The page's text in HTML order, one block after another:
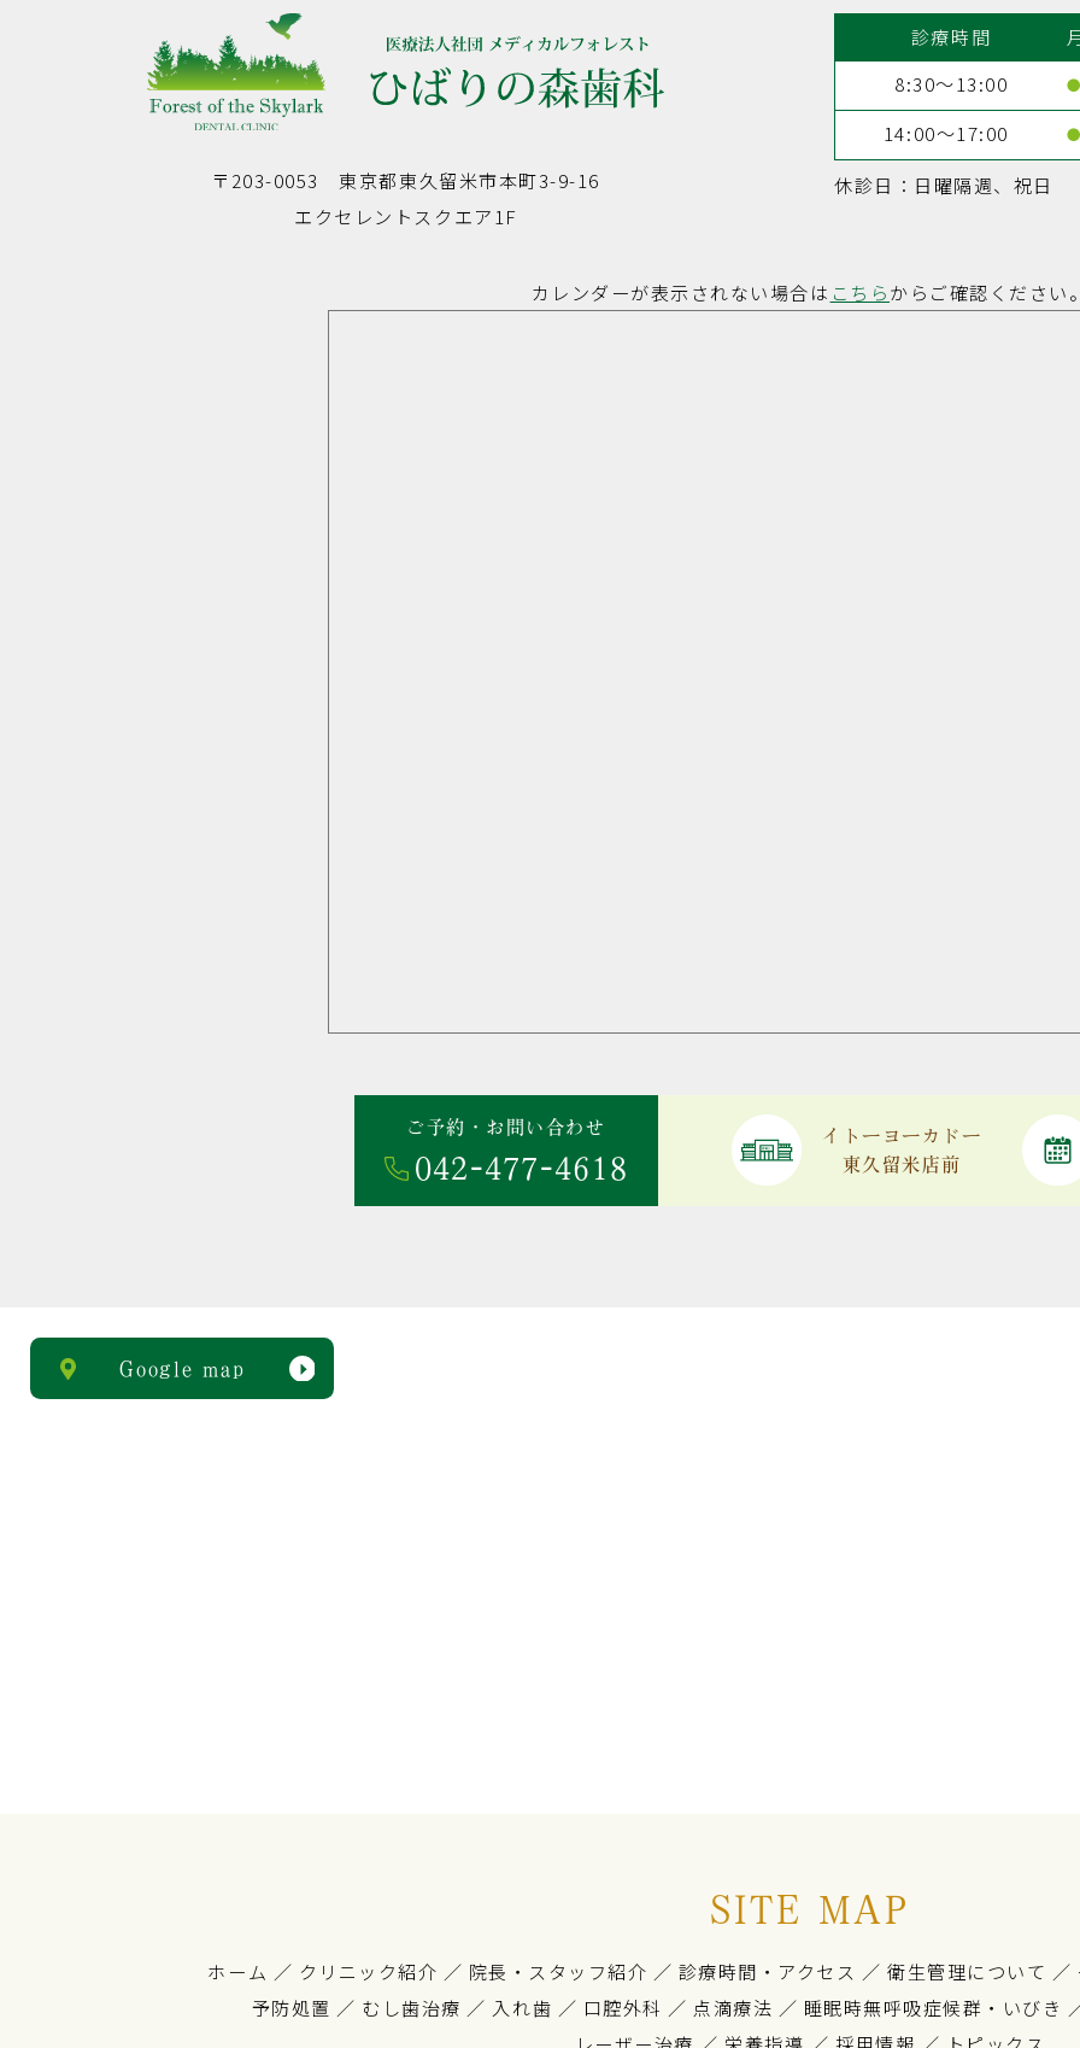
〒203-0053 東京都東久留米市本町3-9-16
エクセレントスクエア1F
診療時間
8:30～13:00
14:00～17:00
休診日：日曜隔週、祝日
カレンダーが表示されない場合は こちらからご確認ください
ご予約・お問い合わせ
042-477-4618
イトーヨーカドー
東久留米店前
Google map
SITE MAP
ホーム ／ クリニック紹介 ／ 院長・スタッフ紹介 ／ 診療時間・アクセス ／衛生管理について ／
予防処置 ／ むし歯治療 ／ 入れ歯 ／ 口腔外科 ／ 点滴療法 ／ 睡眠時無呼吸症候群・いびき